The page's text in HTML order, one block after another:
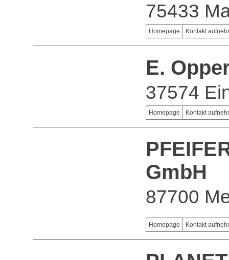
75433
Homepage Kontakt
E.
37574
Homepage Kontakt
GmbH
87700
Homepage Kontakt